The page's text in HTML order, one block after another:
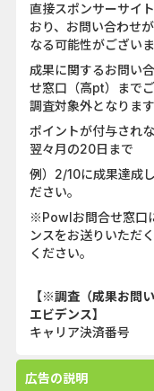
直接スポンサーサイ
おり、お問い合わせ
なる可能性がございま
成果に関するお問い
せ窓口（高pt）まで
調査対象外となります
ポイントが付与され
翌々月の20日まで
例）2/10に成果達成
ださい。
※Powlお問合せ窓口
ンスをお送りいただ
ください。
【※調査（成果お問
エビデンス】
キャリア決済番号
広告の説明